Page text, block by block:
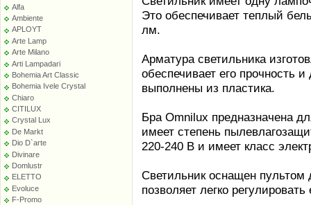
Alfa
Ambiente
APLOYT
Arte Lamp
Arte Milano
Arti Lampadari
Bohemia Art Classic
Bohemia Ivele Crystal
Chiaro
CITILUX
Crystal Lux
De Markt
Dio D`arte
Divinare
Domlustr
ELETTO
Evoluce
F-Promo
Это обеспечивает теплый
лм.
Арматура светильника
обеспечивает его прочность
выполнены из пластика.
Бра Omnilux предназначена
имеет степень
220-240 В и имеет класс
Светильник оснащен пультом
позволяет легко